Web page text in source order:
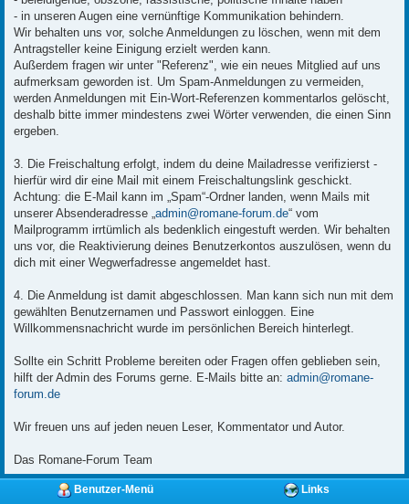
- in unseren Augen eine vernünftige Kommunikation behindern.
Wir behalten uns vor, solche Anmeldungen zu löschen, wenn mit dem
Antragsteller keine Einigung erzielt werden kann.
Außerdem fragen wir unter "Referenz", wie ein neues Mitglied auf uns
aufmerksam geworden ist. Um Spam-Anmeldungen zu vermeiden,
werden Anmeldungen mit Ein-Wort-Referenzen kommentarlos gelöscht,
deshalb bitte immer mindestens zwei Wörter verwenden, die einen Sinn
ergeben.
3. Die Freischaltung erfolgt, indem du deine Mailadresse verifizierst -
hierfür wird dir eine Mail mit einem Freischaltungslink geschickt.
Achtung: die E-Mail kann im „Spam“-Ordner landen, wenn Mails mit
unserer Absenderadresse „admin@romane-forum.de“ vom
Mailprogramm irrtümlich als bedenklich eingestuft werden. Wir behalten
uns vor, die Reaktivierung deines Benutzerkontos auszulösen, wenn du
dich mit einer Wegwerfadresse angemeldet hast.
4. Die Anmeldung ist damit abgeschlossen. Man kann sich nun mit dem
gewählten Benutzernamen und Passwort einloggen. Eine
Willkommensnachricht wurde im persönlichen Bereich hinterlegt.
Sollte ein Schritt Probleme bereiten oder Fragen offen geblieben sein,
hilft der Admin des Forums gerne. E-Mails bitte an: admin@romane-
forum.de
Wir freuen uns auf jeden neuen Leser, Kommentator und Autor.
Das Romane-Forum Team
Benutzer-Menü Links